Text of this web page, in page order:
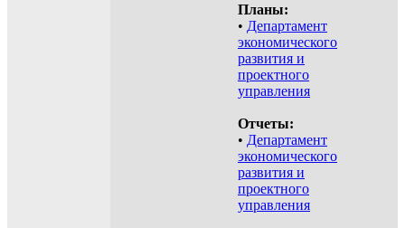
Планы:
• Департамент
экономического
развития и
проектного
управления
Отчеты:
• Департамент
экономического
развития и
проектного
управления